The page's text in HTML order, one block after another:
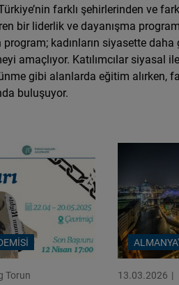
farklı şehirlerinden ve
bir liderlik ve dayanışma
program; kadınların siyasette
amaçlıyor. Katılımcılar siyasal
gibi alanlarda eğitim alırken,
buluşuyor.
Torun 13.03.2026